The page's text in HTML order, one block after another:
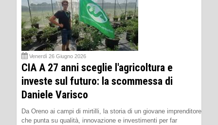
Venerdì 26 Giugno 2026
CIA A 27 anni sceglie l'agricoltura e
investe sul futuro: la scommessa di
Daniele Varisco
Da Oreno ai campi di mirtilli, la storia di un giovane imprenditore
che punta su qualità, innovazione e investimenti per far